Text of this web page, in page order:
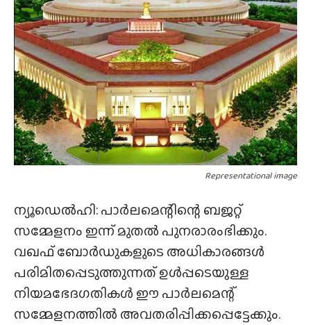
Representational image
ന്യൂഡെൽഹി: പാർലമെന്റിന്റെ ബജറ്റ്
സമ്മേളനം ഇന്ന് മുതൽ പുനരാരംഭിക്കും.
വഖഫ് ബോർഡുകളുടെ അധികാരങ്ങൾ
പരിമിതപ്പെടുത്തുന്നത് ഉൾപ്പടെയുള്ള
നിയമഭേദഗതികൾ ഈ പാർലമെന്റ്
സമ്മേളനത്തിൽ അവതരിപ്പിക്കപ്പെട്ടേക്കും.